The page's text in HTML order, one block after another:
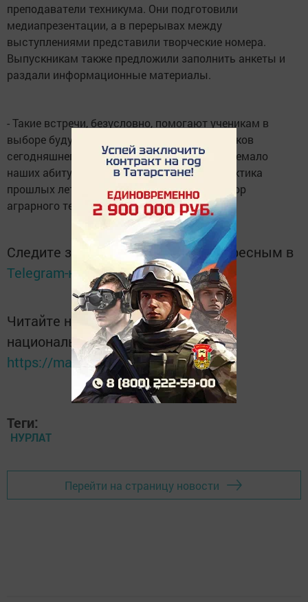
преподаватели техникума. Они подготовили
медиапрезентации, а в перерывах между
выступлениями представили творческие номера.
Выпускникам также предложили заполнить анкеты и
раздали информационные материалы.
- Такие встречи, безусловно, помогают ученикам в
выборе будущей профессии. Среди участников
сегодняшнего мероприятия, думаю, будет немало
наших абитуриентов. Это показывает и практика
прошлых лет, - отметила педагог-организатор
аграрного техникума Мария Мурзаханова.
Следите за самым важным и интересным в
Telegram-каналеТатмедиа
Читайте новости Татарстана в
национальном мессенджере MАХ:
https://max.ru/tatmedia
Теги:
НУРЛАТ
Перейти на страницу новости